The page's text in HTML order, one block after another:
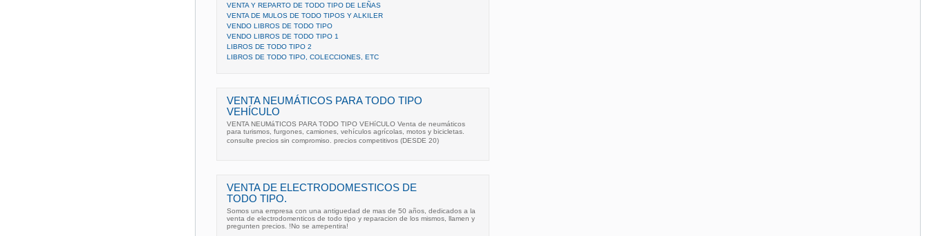
VENTA Y REPARTO DE TODO TIPO DE LEÑAS
VENTA DE MULOS DE TODO TIPOS Y ALKILER
VENDO LIBROS DE TODO TIPO
VENDO LIBROS DE TODO TIPO 1
LIBROS DE TODO TIPO 2
LIBROS DE TODO TIPO, COLECCIONES, ETC
VENTA NEUMÁTICOS PARA TODO TIPO
VEHÍCULO
VENTA NEUMáTICOS PARA TODO TIPO VEHíCULO Venta de neumáticos
para turismos, furgones, camiones, vehículos agrícolas, motos y bicicletas.
consulte precios sin compromiso. precios competitivos (DESDE 20)
VENTA DE ELECTRODOMESTICOS DE
TODO TIPO.
Somos una empresa con una antiguedad de mas de 50 años, dedicados a la
venta de electrodomenticos de todo tipo y reparacion de los mismos, llamen y
pregunten precios. !No se arrepentira!